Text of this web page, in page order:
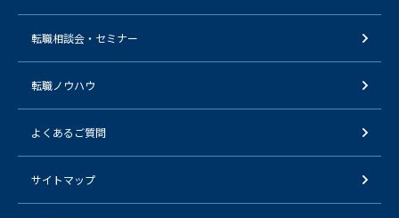
転職相談会・セミナー
転職ノウハウ
よくあるご質問
サイトマップ